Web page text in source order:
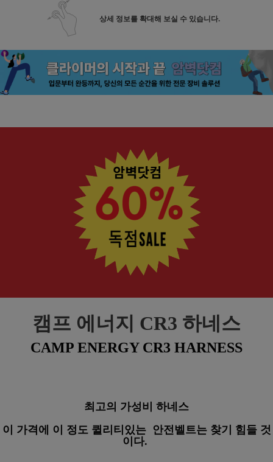
상세 정보를 확대해 보실 수 있습니다.
캠프 에너지 CR3 하네스
CAMP ENERGY CR3 HARNESS
최고의 가성비 하네스
이 가격에 이 정도 퀼리티있는 안전벨트는 찾기 힘들 것
이다.